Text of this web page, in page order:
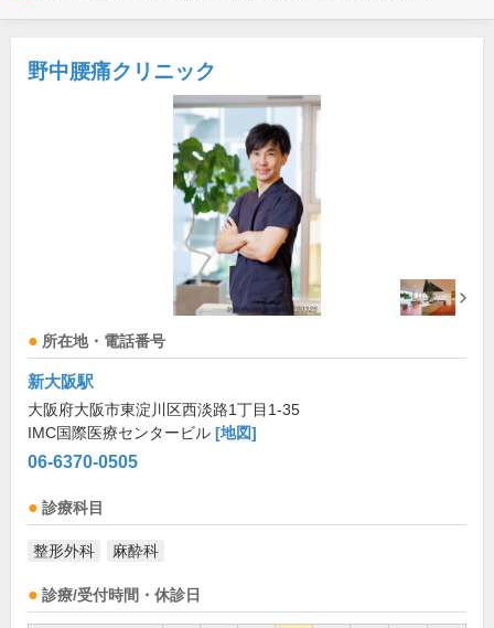
野中腰痛クリニック
所在地・電話番号
新大阪駅
大阪府大阪市東淀川区西淡路1丁目1-35
IMC国際医療センタービル [地図]
06-6370-0505
診療科目
整形外科 麻酔科
診療/受付時間・休診日